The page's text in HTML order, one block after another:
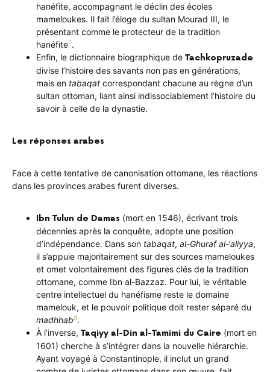
hanéfite, accompagnant le déclin des écoles
mameloukes. Il fait l’éloge du sultan Mourad III, le
présentant comme le protecteur de la tradition
hanéfite7.
Enfin, le dictionnaire biographique de Tachkopruzade
divise l’histoire des savants non pas en générations,
mais en tabaqat correspondant chacune au règne d’un
sultan ottoman, liant ainsi indissociablement l’histoire du
savoir à celle de la dynastie.
Les réponses arabes
Face à cette tentative de canonisation ottomane, les réactions
dans les provinces arabes furent diverses.
Ibn Tulun de Damas (mort en 1546), écrivant trois
décennies après la conquête, adopte une position
d’indépendance. Dans son tabaqat, al-Ghuraf al-‘aliyya,
il s’appuie majoritairement sur des sources mameloukes
et omet volontairement des figures clés de la tradition
ottomane, comme Ibn al-Bazzaz. Pour lui, le véritable
centre intellectuel du hanéfisme reste le domaine
mamelouk, et le pouvoir politique doit rester séparé du
madhhab8.
À l’inverse, Taqiyy al-Din al-Tamimi du Caire (mort en
1601) cherche à s’intégrer dans la nouvelle hiérarchie.
Ayant voyagé à Constantinople, il inclut un grand